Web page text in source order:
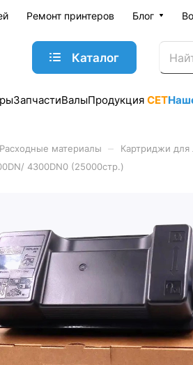
Ремонт принтеров Блог
Каталог
ЗапчастиВалыПродукция CET
Расходные материалы Картриджи для
4300DN0 (25000стр.)